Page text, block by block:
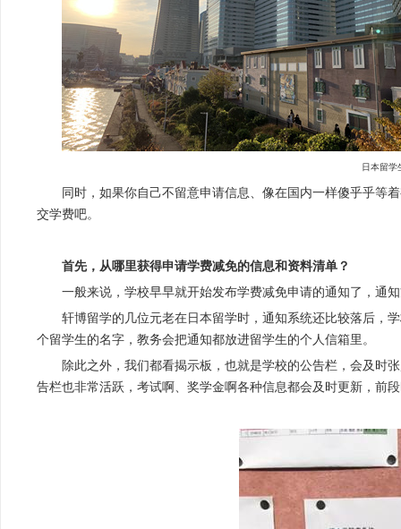
日本留学
同时，如果你自己不留意申请信息、像在国内一样傻乎乎等
交学费吧。
首先，从哪里获得申请学费减免的信息和资料清单？
一般来说，学校早早就开始发布学费减免申请的通知了，通
轩博留学的几位元老在日本留学时，通知系统还比较落后，
个留学生的名字，教务会把通知都放进留学生的个人信箱里。
除此之外，我们都看揭示板，也就是学校的公告栏，会及时
告栏也非常活跃，考试啊、奖学金啊各种信息都会及时更新，前